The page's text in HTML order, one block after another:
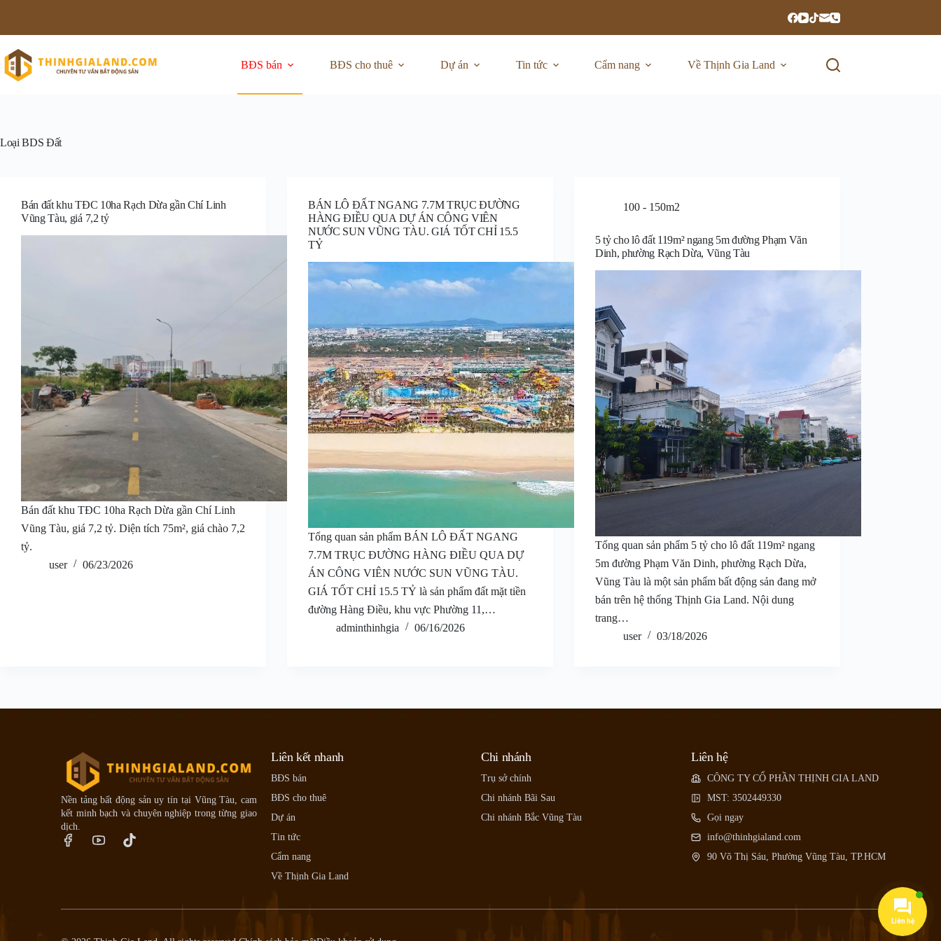
BĐS bán BĐS cho thuê Dự án Tin tức Cẩm nang Về Thịnh Gia Land
Loại BDS Đất
Bán đất khu TĐC 10ha Rạch Dừa gần Chí Linh
Vũng Tàu, giá 7,2 tỷ
Bán đất khu TĐC 10ha Rạch Dừa gần Chí Linh
Vũng Tàu, giá 7,2 tỷ. Diện tích 75m², giá chào 7,2
tỷ.
user
06/23/2026
BÁN LÔ ĐẤT NGANG 7.7M TRỤC ĐƯỜNG
HÀNG ĐIỀU QUA DỰ ÁN CÔNG VIÊN
NƯỚC SUN VŨNG TÀU. GIÁ TỐT CHỈ 15.5
TỶ
Tổng quan sản phẩm BÁN LÔ ĐẤT NGANG
7.7M TRỤC ĐƯỜNG HÀNG ĐIỀU QUA DỰ
ÁN CÔNG VIÊN NƯỚC SUN VŨNG TÀU.
GIÁ TỐT CHỈ 15.5 TỶ là sản phẩm đất mặt tiền
đường Hàng Điều, khu vực Phường 11,…
adminthinhgia
06/16/2026
100 - 150m2
5 tỷ cho lô đất 119m² ngang 5m đường Phạm Văn
Dinh, phường Rạch Dừa, Vũng Tàu
Tổng quan sản phẩm 5 tỷ cho lô đất 119m² ngang
5m đường Phạm Văn Dinh, phường Rạch Dừa,
Vũng Tàu là một sản phẩm bất động sản đang mở
bán trên hệ thống Thịnh Gia Land. Nội dung
trang…
user
03/18/2026
Nền tảng bất động sản uy tín tại Vũng Tàu, cam
kết minh bạch và chuyên nghiệp trong từng giao
dịch.
Liên kết nhanh
BĐS bán
BĐS cho thuê
Dự án
Tin tức
Cẩm nang
Về Thịnh Gia Land
Chi nhánh
Trụ sở chính
Chi nhánh Bãi Sau
Chi nhánh Bắc Vũng Tàu
Liên hệ
CÔNG TY CỔ PHẦN THỊNH GIA LAND
MST: 3502449330
Gọi ngay
info@thinhgialand.com
90 Võ Thị Sáu, Phường Vũng Tàu, TP.HCM
Liên hệ